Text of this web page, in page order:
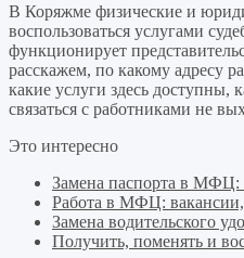
В Коряжме физические и
воспользоваться услугами
функционирует
расскажем, по какому адресу
какие услуги здесь
связаться с работниками не
Это интересно
Замена паспорта в МФЦ:
Работа в МФЦ: вакансии,
Замена водительского
Получить, поменять и